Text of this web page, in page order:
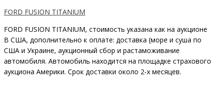
FORD FUSION TITANIUM
FORD FUSION TITANIUM, стоимость указана как на аукционе
В США, дополнительно к оплате: доставка (море и суша по
США и Украине, аукционный сбор и растаможивание
автомобиля. Автомобиль находится на площадке страхового
аукциона Америки. Срок доставки около 2-x месяцев.